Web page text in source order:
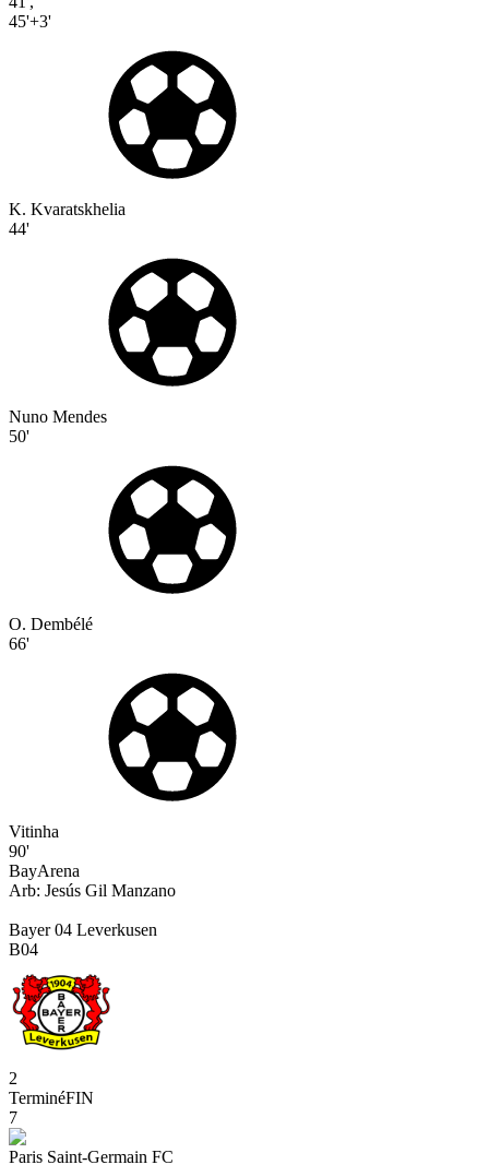
45'+3'
K. Kvaratskhelia
44'
Nuno Mendes
50'
O. Dembélé
66'
Vitinha
90'
BayArena
Arb: Jesús Gil Manzano
Bayer 04 Leverkusen
B04
2
TerminéFIN
7
Paris Saint-Germain FC